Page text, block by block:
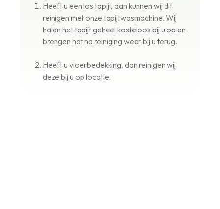
Heeft u een los tapijt, dan kunnen wij dit
reinigen met onze tapijtwasmachine. Wij
halen het tapijt geheel kosteloos bij u op en
brengen het na reiniging weer bij u terug.
Heeft u vloerbedekking, dan reinigen wij
deze bij u op locatie.